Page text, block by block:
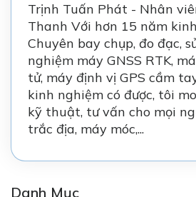
Trịnh Tuấn Phát - Nhân
Thanh Với hơn 15 năm
Chuyên bay chụp, đo đạc,
nghiệm máy GNSS RTK,
tử, máy định vị GPS cầm
kinh nghiệm có được, tôi
kỹ thuật, tư vấn cho mọi
trắc địa, máy móc,...
Danh Mục